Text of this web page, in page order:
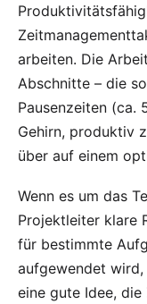
arbeiten. Die
Abschnitte – die
Pausenzeiten (ca.
Gehirn, produktiv
über auf einem
Wenn es um das
Projektleiter klare
für bestimmte
aufgewendet
eine gute Idee,